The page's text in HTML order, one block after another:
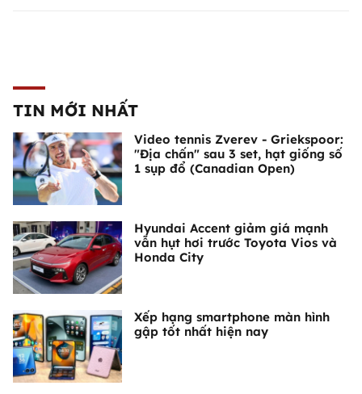
TIN MỚI NHẤT
Video tennis Zverev - Griekspoor:
"Địa chấn" sau 3 set, hạt giống số
1 sụp đổ (Canadian Open)
Hyundai Accent giảm giá mạnh
vẫn hụt hơi trước Toyota Vios và
Honda City
Xếp hạng smartphone màn hình
gập tốt nhất hiện nay